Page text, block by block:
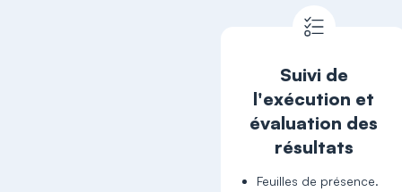
Suivi de
l'exécution et
évaluation des
résultats
Feuilles de présence.